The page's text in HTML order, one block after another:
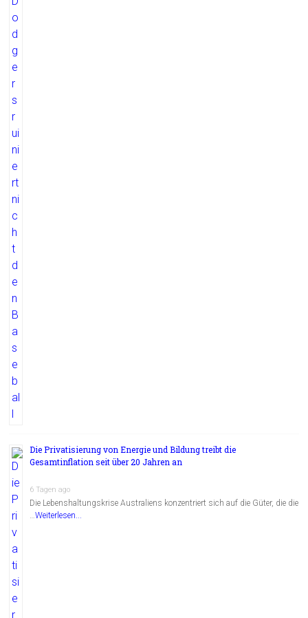
Die Privatisierung von Energie und Bildung treibt die
Gesamtinflation seit über 20 Jahren an
6 Tagen ago
Die Lebenshaltungskrise Australiens konzentriert sich auf die Güter, die die
…Weiterlesen...